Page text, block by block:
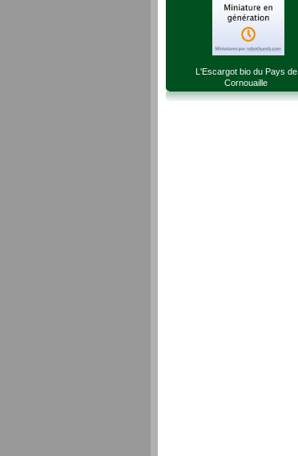
L'Escargot bio du Pays de
Cornouaille